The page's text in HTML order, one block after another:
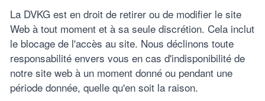
La DVKG est en droit de retirer ou de modifier le site
Web à tout moment et à sa seule discrétion. Cela inclut
le blocage de l'accès au site. Nous déclinons toute
responsabilité envers vous en cas d'indisponibilité de
notre site web à un moment donné ou pendant une
période donnée, quelle qu'en soit la raison.